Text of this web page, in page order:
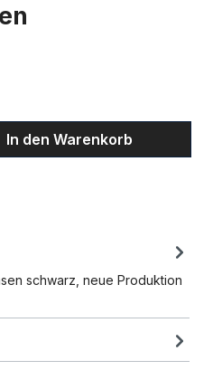
den gewünschten
In den Warenkorb
schwarz, neue Produktion